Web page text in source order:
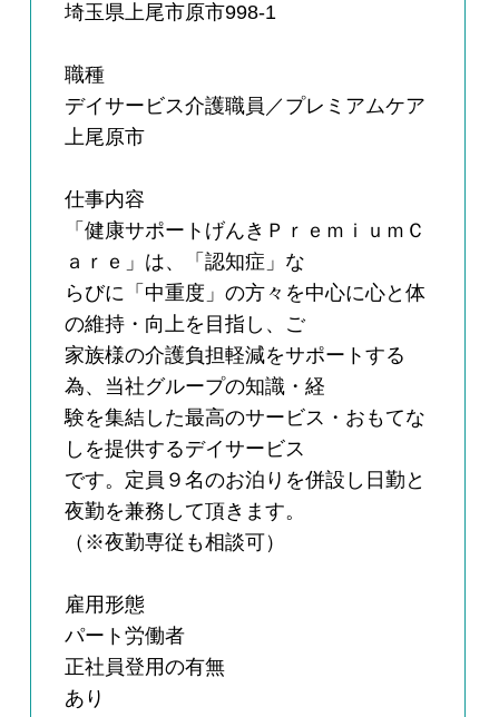
埼玉県上尾市原市998-1
職種
デイサービス介護職員／プレミアムケア
上尾原市
仕事内容
「健康サポートげんきＰｒｅｍｉｕｍＣ
ａｒｅ」は、「認知症」な
らびに「中重度」の方々を中心に心と体
の維持・向上を目指し、ご
家族様の介護負担軽減をサポートする
為、当社グループの知識・経
験を集結した最高のサービス・おもてな
しを提供するデイサービス
です。定員９名のお泊りを併設し日勤と
夜勤を兼務して頂きます。
（※夜勤専従も相談可）
雇用形態
パート労働者
正社員登用の有無
あり